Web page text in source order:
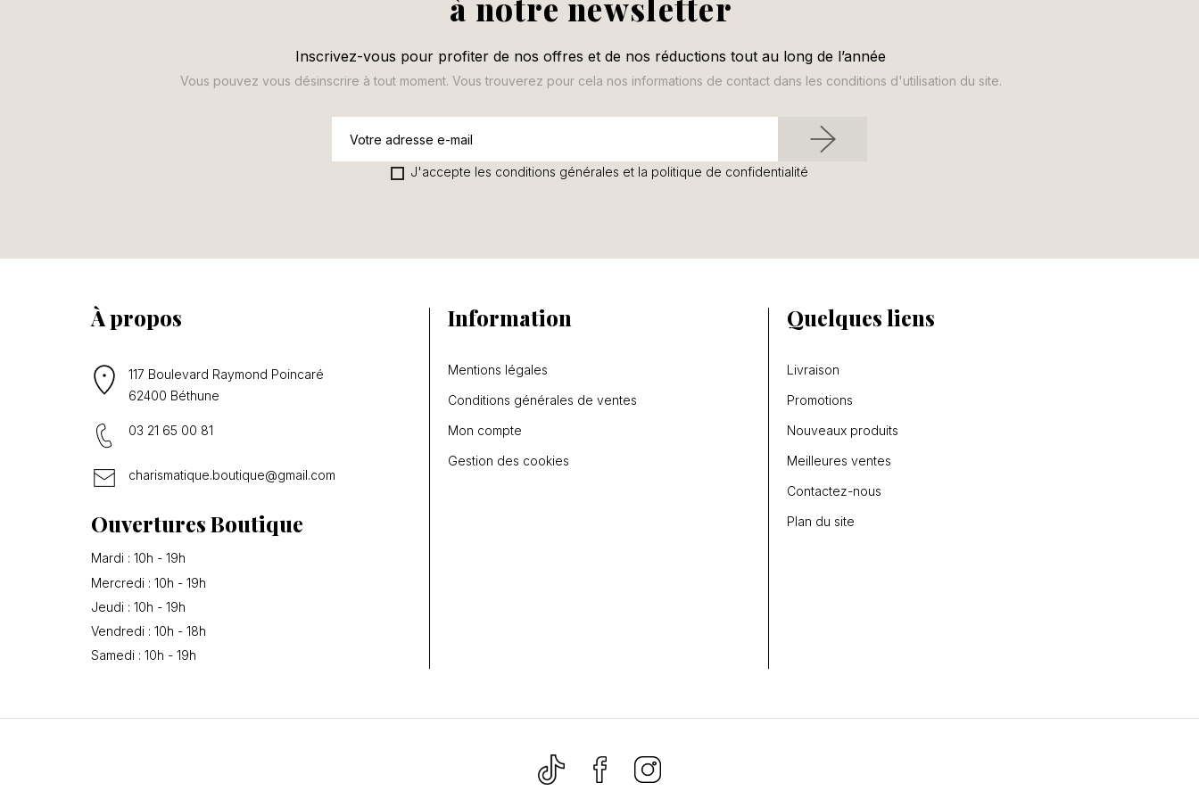
à notre newsletter
Inscrivez-vous pour profiter de nos offres et de nos réductions tout au long de l’année
Vous pouvez vous désinscrire à tout moment. Vous trouverez pour cela nos informations de contact dans les conditions d'utilisation du site.
J'accepte les conditions générales et la politique de confidentialité
À propos
117 Boulevard Raymond Poincaré
62400 Béthune
03 21 65 00 81
charismatique.boutique@gmail.com
Ouvertures Boutique
Mardi : 10h - 19h
Mercredi : 10h - 19h
Jeudi : 10h - 19h
Vendredi : 10h - 18h
Samedi : 10h - 19h
Information
Mentions légales
Conditions générales de ventes
Mon compte
Gestion des cookies
Quelques liens
Livraison
Promotions
Nouveaux produits
Meilleures ventes
Contactez-nous
Plan du site